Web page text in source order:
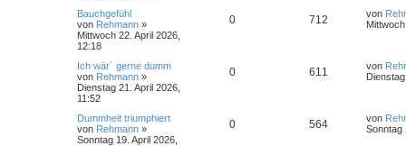
Bauchgefühl
von Rehmann »
Mittwoch 22. April 2026,
12:18
0 712 von
Ich wär´ gerne dumm
von Rehmann »
Dienstag 21. April 2026,
11:52
0 611 von
Dummheit triumphiert
von Rehmann »
Sonntag 19. April 2026,
0 564 von
Sonntag